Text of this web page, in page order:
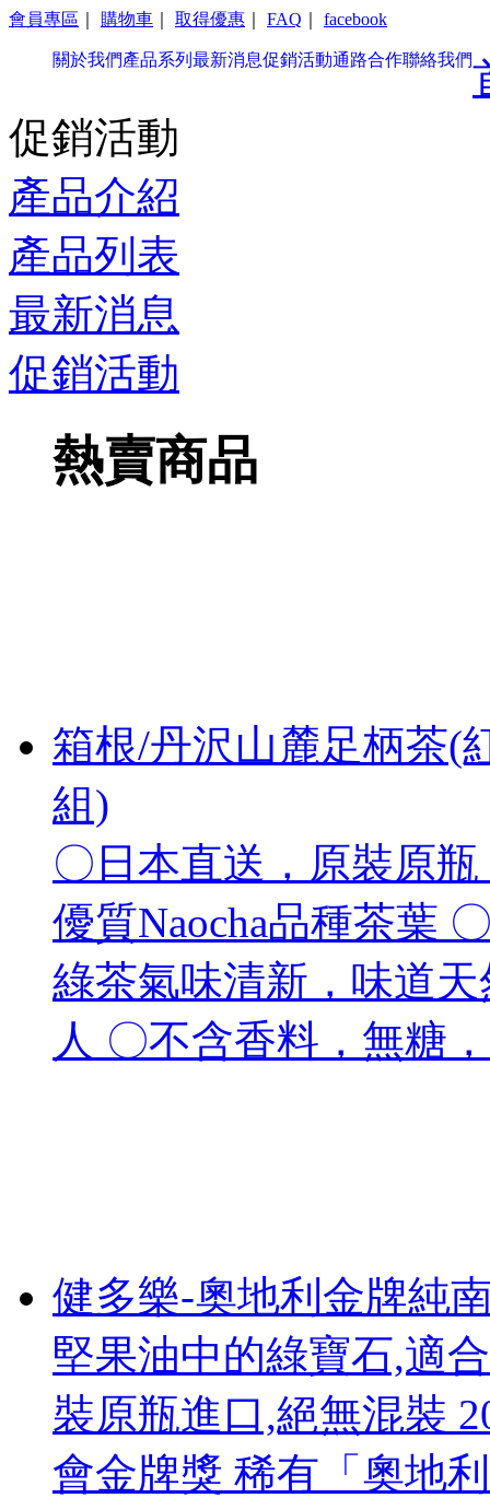
會員專區 購物車 取得優惠 FAQ facebook
關於我們產品系列 最新消息促銷活動通路合作聯絡我們
促銷活動
產品介紹
產品列表
最新消息
促銷活動
熱賣商品
箱根/丹沢山麓足柄茶(
組)
〇日本直送，原裝原
優質Naocha品種茶葉
綠茶氣味清新，味道
人 〇不含香料，無糖
健多樂-奧地利金牌純
堅果油中的綠寶石,適
裝原瓶進口,絕無混裝
會金牌獎 稀有「奧地